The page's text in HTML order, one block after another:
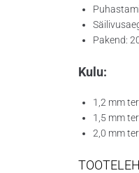
Pakend:
Kulu:
1,2 mm
1,5 mm
2,0 mm